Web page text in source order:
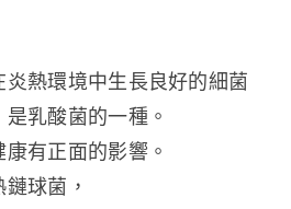
熱環境中生長良好的細菌
是乳酸菌的一種。
有正面的影響。
球菌，